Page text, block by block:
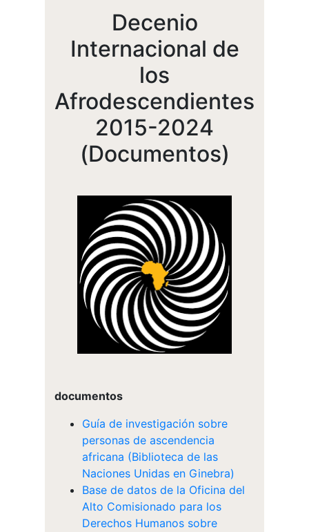
Decenio
Internacional de
los
Afrodescendientes
2015-2024
(Documentos)
documentos
Guía de investigación sobre
personas de ascendencia
africana (Biblioteca de las
Naciones Unidas en Ginebra)
Base de datos de la Oficina del
Alto Comisionado para los
Derechos Humanos sobre